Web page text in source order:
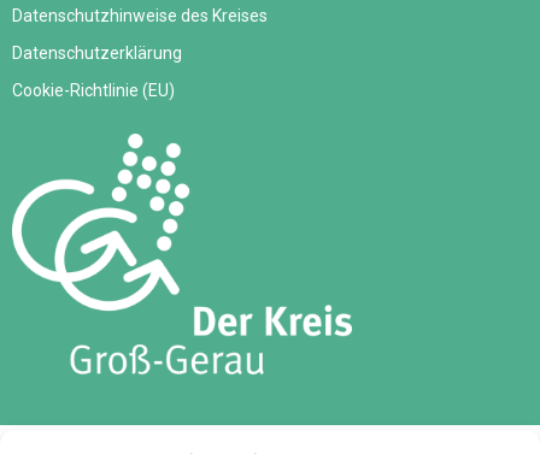
Datenschutzhinweise des Kreises
Datenschutzerklärung
Cookie-Richtlinie (EU)